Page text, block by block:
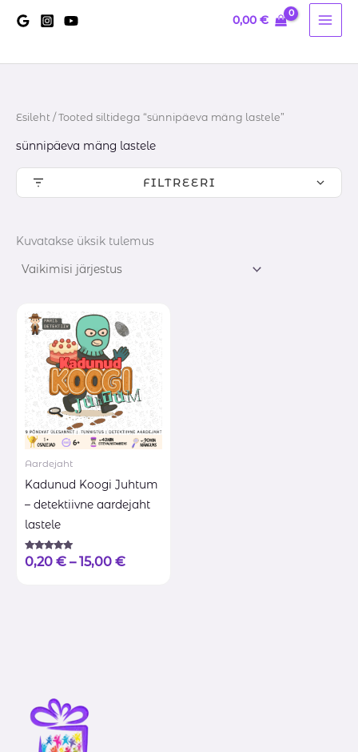
0,00€
Esileht / Tooted siltidega “sünnipäeva mäng lastele”
sünnipäeva mäng lastele
FILTREERI
Kuvatakse üksik tulemus
Aardejaht
Kadunud Koogi Juhtum
– detektiivne aardejaht
lastele
Hinnanguga
5.00
0,20 € – 15,00 €
Hinnavahemik:
0,20 €
kuni
15,00 €